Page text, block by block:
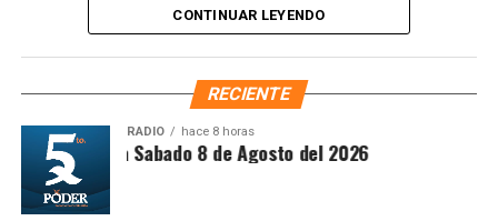
importantes de Quintana Roo directamente
en tu teléfono.
Unirme al canal de WhatsApp
priorizando la atención a sectores vulnerables. Asimismo,
es ampliamente reconocida por abanderar el fuerte
movimiento ciudadano contra la concesionaria Aguakan,
exigiendo soluciones definitivas al deficiente suministro
hídrico en los municipios de Benito Juárez, Isla Mujeres,
CONTINUAR LEYENDO
RECIENTE
RADIO hace 8 horas
Matutina Sabado 8 de Agosto del 2026